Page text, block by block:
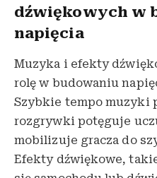
dźwiękowych w
napięcia
Muzyka i efekty
rolę w budowaniu
Szybkie tempo muzyki
rozgrywki potęguje
mobilizuje gracza do
Efekty dźwiękowe,